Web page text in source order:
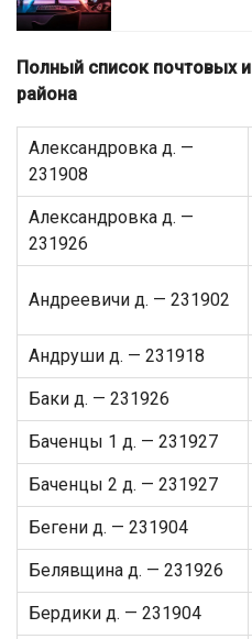
Полный список почтовых
района
Александровка д. —
231908
Александровка д. —
231926
Андреевичи д. — 231902
Андруши д. — 231918
Баки д. — 231926
Баченцы 1 д. — 231927
Баченцы 2 д. — 231927
Бегени д. — 231904
Белявщина д. — 231926
Бердики д. — 231904